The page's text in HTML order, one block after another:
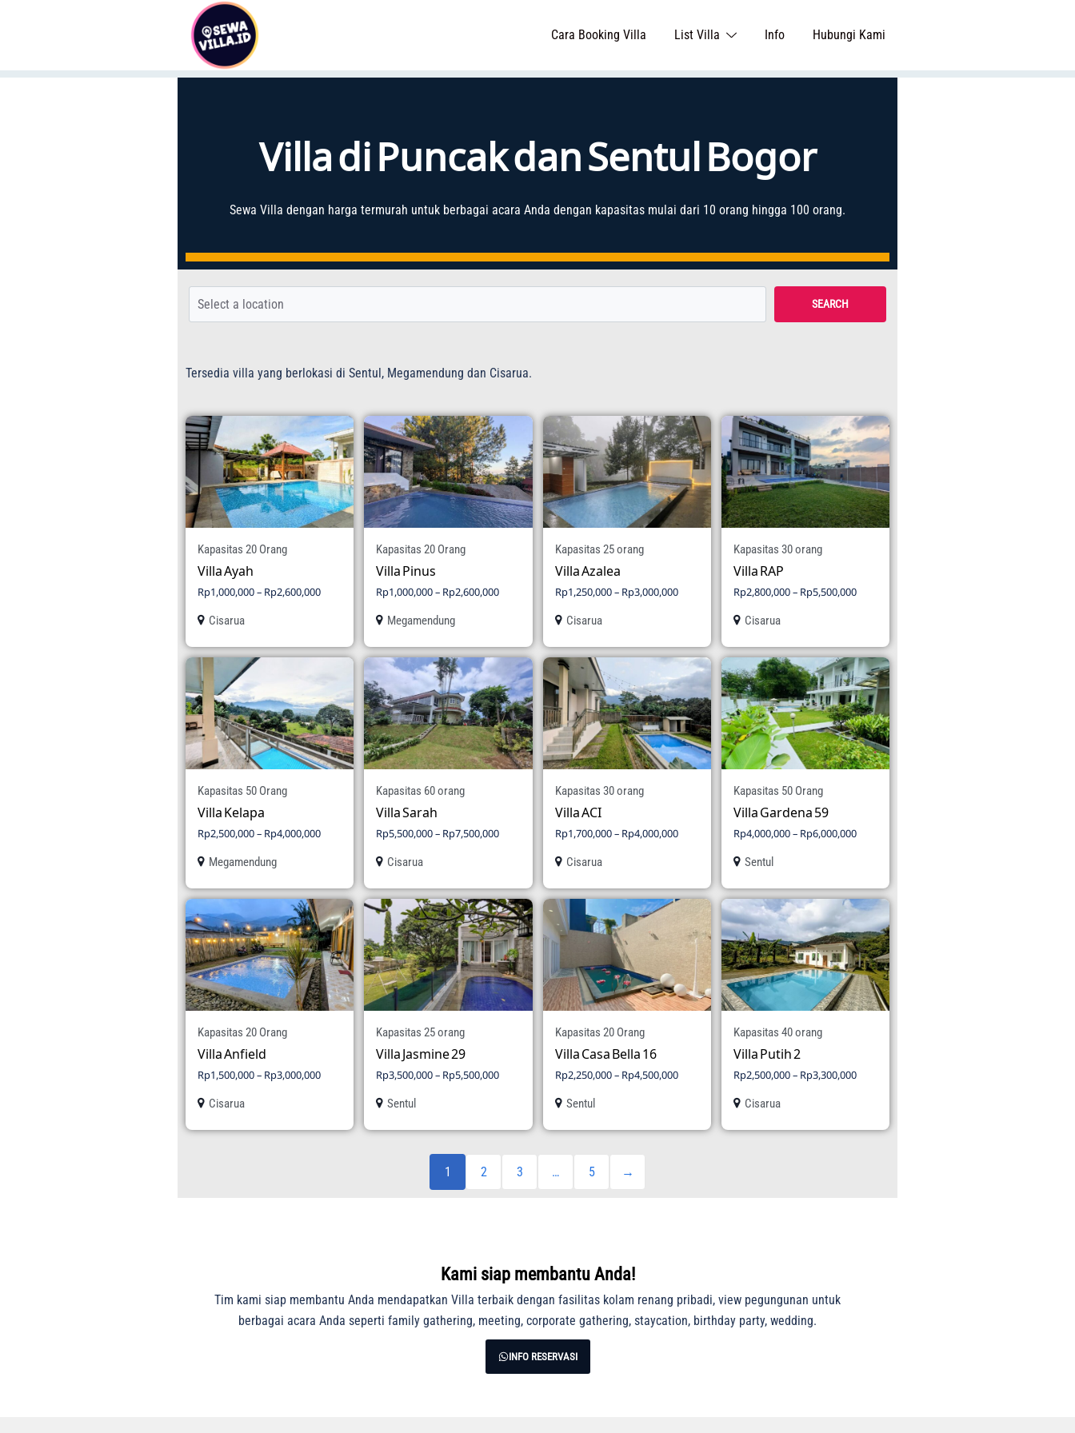
Cara Booking Villa List Villa Info Hubungi Kami
Villa di Puncak dan Sentul Bogor
Sewa Villa dengan harga termurah untuk berbagai acara Anda dengan kapasitas mulai dari 10 orang hingga 100 orang.
SEARCH
Tersedia villa yang berlokasi di Sentul, Megamendung dan Cisarua.
Kapasitas 20 Orang
Villa Ayah
Rp1,000,000– Rp2,600,000
Cisarua
Kapasitas 20 Orang
Villa Pinus
Rp1,000,000– Rp2,600,000
Megamendung
Kapasitas 25 orang
Villa Azalea
Rp1,250,000– Rp3,000,000
Cisarua
Kapasitas 30 orang
Villa RAP
Rp2,800,000– Rp5,500,000
Cisarua
Kapasitas 50 Orang
Villa Kelapa
Rp2,500,000– Rp4,000,000
Megamendung
Kapasitas 60 orang
Villa Sarah
Rp5,500,000– Rp7,500,000
Cisarua
Kapasitas 30 orang
Villa ACI
Rp1,700,000– Rp4,000,000
Cisarua
Kapasitas 50 Orang
Villa Gardena 59
Rp4,000,000– Rp6,000,000
Sentul
Kapasitas 20 Orang
Villa Anfield
Rp1,500,000– Rp3,000,000
Cisarua
Kapasitas 25 orang
Villa Jasmine 29
Rp3,500,000– Rp5,500,000
Sentul
Kapasitas 20 Orang
Villa Casa Bella 16
Rp2,250,000– Rp4,500,000
Sentul
Kapasitas 40 orang
Villa Putih 2
Rp2,500,000– Rp3,300,000
Cisarua
1 2 3 … 5 →
Kami siap membantu Anda!
Tim kami siap membantu Anda mendapatkan Villa terbaik dengan fasilitas kolam renang pribadi, view pegungunan untuk
berbagai acara Anda seperti family gathering, meeting, corporate gathering, staycation, birthday party, wedding.
INFO RESERVASI